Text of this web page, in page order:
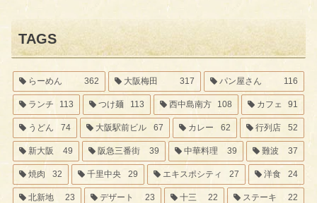
TAGS
らーめん 362 大阪梅田 317 パン屋さん 116
ランチ 113 つけ麺 113 西中島南方 108 カフェ 91
うどん 74 大阪駅前ビル 67 カレー 62 行列店 52
新大阪 49 阪急三番街 39 中華料理 39 難波 37
焼肉 32 千里中央 29 エキスポシティ 27 洋食 24
北新地 23 デザート 23 十三 22 ステーキ 22